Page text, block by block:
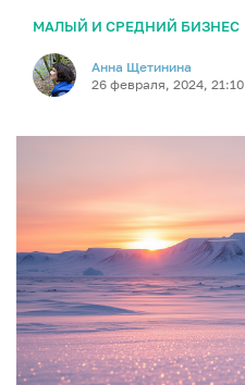
МАЛЫЙ И СРЕДНИЙ БИЗНЕС
Анна Щетинина
26 февраля, 2024, 21:10